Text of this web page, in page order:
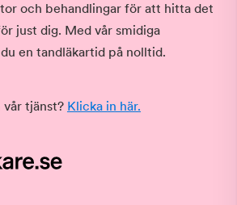
och behandlingar för att hitta det
just dig. Med vår smidiga
en tandläkartid på nolltid.
vår tjänst? Klicka in här.